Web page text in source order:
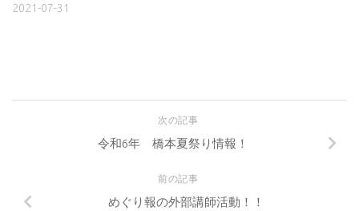
2021-07-31
次の記事
令和6年 橋本夏祭り情報！
前の記事
めぐり報の外部講師活動！！